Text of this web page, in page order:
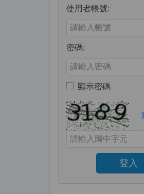
使用者帳號:
Enter your username or
密碼:
Enter your password
顯示密碼
Toggle to show or
Verification Code
Enter the characters
登入